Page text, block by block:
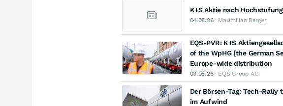
K+S Aktie nach
04.08.26· Maximilian Berger
EQS-PVR: K+S
of the WpHG [the German
Europe-wide distribution
03.08.26· EQS Group AG
Der Börsen-Tag: Tech-Rally
im Aufwind